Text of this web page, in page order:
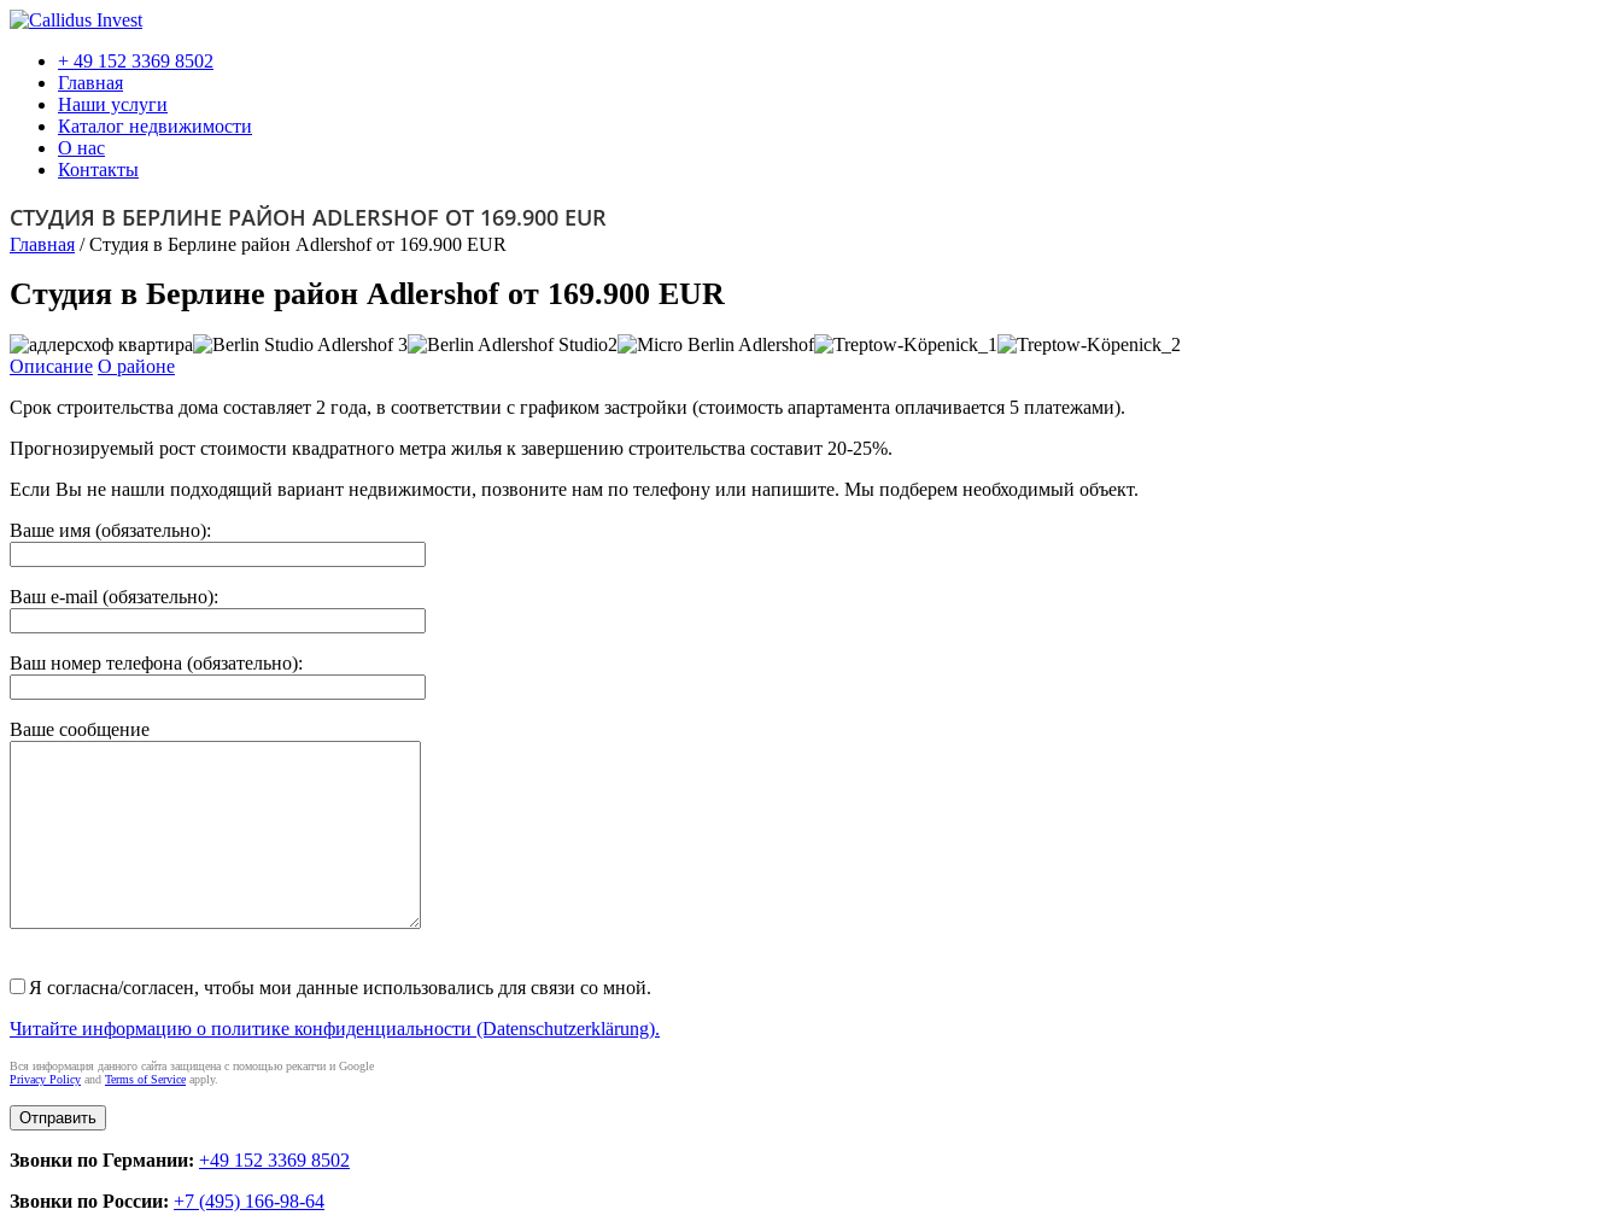
+ 49 152 3369 8502
Главная
Наши услуги
Каталог недвижимости
О нас
Контакты
СТУДИЯ В БЕРЛИНЕ РАЙОН ADLERSHOF ОТ 169.900 EUR
Главная /Студия в Берлине район Adlershof от 169.900 EUR
Студия в Берлине район Adlershof от 169.900 EUR
Описание О районе
Срок строительства дома составляет 2 года, в соответствии с графиком застройки (стоимость апартамента оплачивается 5 платежами).
Прогнозируемый рост стоимости квадратного метра жилья к завершению строительства составит 20-25%.
Если Вы не нашли подходящий вариант недвижимости, позвоните нам по телефону или напишите. Мы подберем необходимый объект.
Ваше имя (обязательно):
Ваш e-mail (обязательно):
Ваш номер телефона (обязательно):
Ваше сообщение
Я согласна/согласен, чтобы мои данные использовались для связи со мной.
Читайте информацию о политике конфиденциальности (Datenschutzerklärung).
Вся информация данного сайта защищена с помощью рекапчи и Google
Privacy Policy and Terms of Service apply.
Звонки по Германии: +49 152 3369 8502
Звонки по России: +7 (495) 166-98-64